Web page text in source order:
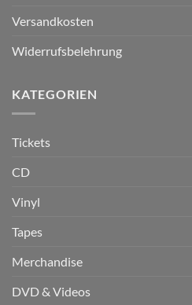
Versandkosten
Widerrufsbelehrung
KATEGORIEN
Tickets
CD
Vinyl
Tapes
Merchandise
DVD & Videos